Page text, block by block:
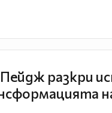
разкри